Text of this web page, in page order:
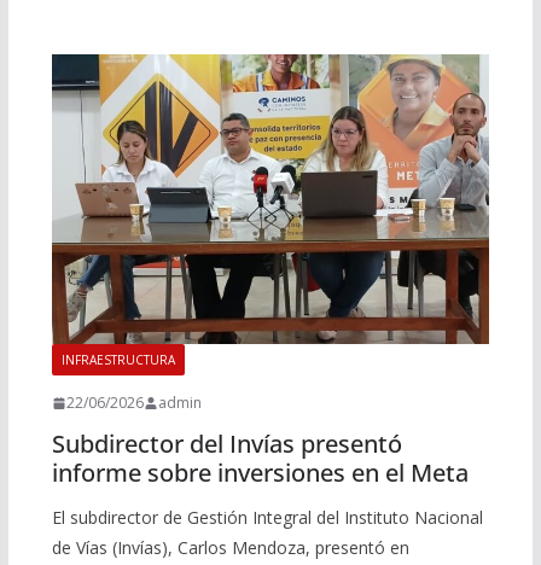
INFRAESTRUCTURA
22/06/2026 admin
Subdirector del Invías presentó
informe sobre inversiones en el Meta
El subdirector de Gestión Integral del Instituto Nacional
de Vías (Invías), Carlos Mendoza, presentó en